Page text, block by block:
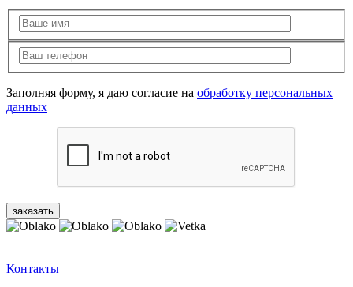
Заполняя форму, я даю согласие на обработку персональных
данных
Контакты